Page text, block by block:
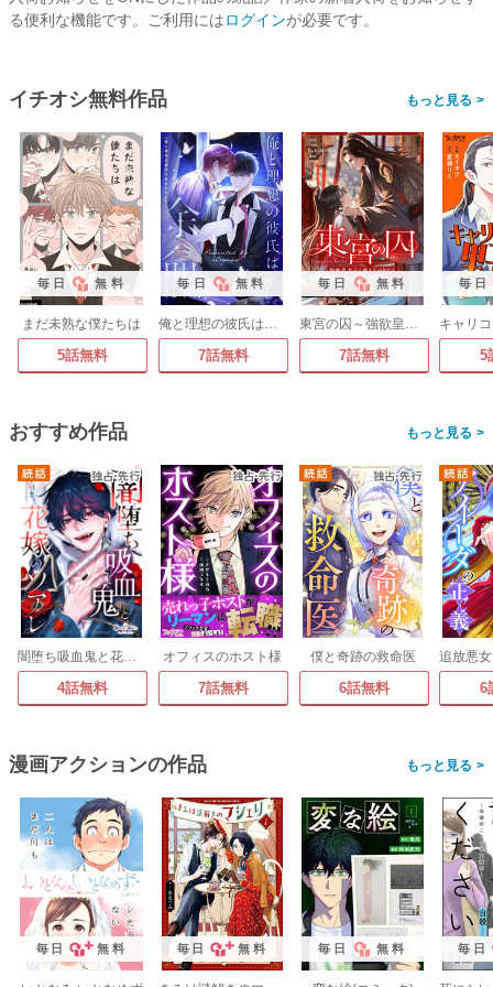
る便利な機能です。ご利用にはログインが必要です。
イチオシ無料作品 >
毎日 無料
まだ未熟な僕たちは
5話無料
毎日 無料
俺と理想の彼氏は余命わずか
7話無料
毎日 無料
東宮の囚～強欲皇太子と成り下がりの王～
7話無料
毎日
5
おすすめ作品 >
闇堕ち吸血鬼と花嫁のソアレ
4話無料
オフィスのホスト様
7話無料
僕と奇跡の救命医
6話無料 6
漫画アクションの作品 >
毎日 無料 毎日 無料 毎日 無料 毎日